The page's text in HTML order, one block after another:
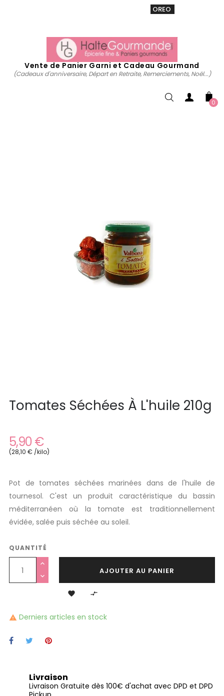
OREO
Vente de Panier Garni et Cadeau Gourmand
(Cadeaux d'anniversaire, Départ en Retraite, Remerciements, Noël...)
0
Tomates Séchées À L'huile 210g
5,90 €
(28,10 € /kilo)
Pot de tomates séchées marinées dans de l'huile de
tournesol. C'est un produit caractéristique du bassin
méditerranéen où la tomate est traditionnellement
évidée, salée puis séchée au soleil.
QUANTITÉ
AJOUTER AU PANIER
 
 Derniers articles en stock
Livraison
Livraison Gratuite dès 100€ d'achat avec DPD et DPD